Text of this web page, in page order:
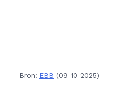
Bron: EBB (09-10-2025)